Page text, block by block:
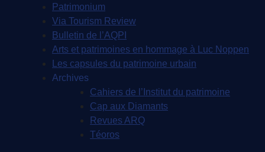
Patrimonium
Via Tourism Review
Bulletin de l’AQPI
Arts et patrimoines en hommage à Luc Noppen
Les capsules du patrimoine urbain
Archives
Cahiers de l’Institut du patrimoine
Cap aux Diamants
Revues ARQ
Téoros